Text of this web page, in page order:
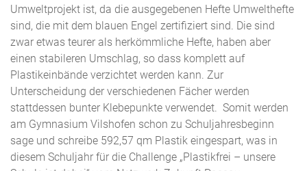
Umweltprojekt ist, da die ausgegebenen Hefte Umwelthefte
sind, die mit dem blauen Engel zertifiziert sind. Die sind
zwar etwas teurer als herkömmliche Hefte, haben aber
einen stabileren Umschlag, so dass komplett auf
Plastikeinbände verzichtet werden kann. Zur
Unterscheidung der verschiedenen Fächer werden
stattdessen bunter Klebepunkte verwendet. Somit werden
am Gymnasium Vilshofen schon zu Schuljahresbeginn
sage und schreibe 592,57 qm Plastik eingespart, was in
diesem Schuljahr für die Challenge „Plastikfrei – unsere